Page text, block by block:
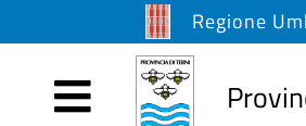
Regione